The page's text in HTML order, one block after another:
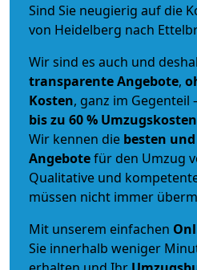
Sind Sie neugierig auf die
von Heidelberg nach
Wir sind es auch und
transparente Angebote,
Kosten, ganz im Gegenteil
bis zu 60 %
Wir kennen die besten
Angebotefür den Umzug
Qualitative und
müssen nicht immer
Mit unserem einfachen
Sie innerhalb weniger